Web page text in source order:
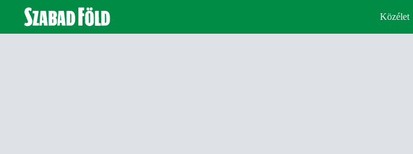
Közélet